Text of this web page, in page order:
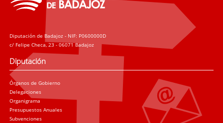
Diputación de Badajoz - NIF: P0600000D
c/ Felipe Checa, 23 - 06071 Badajoz
Diputación
Órganos de Gobierno
Delegaciones
Organigrama
Presupuestos Anuales
Subvenciones